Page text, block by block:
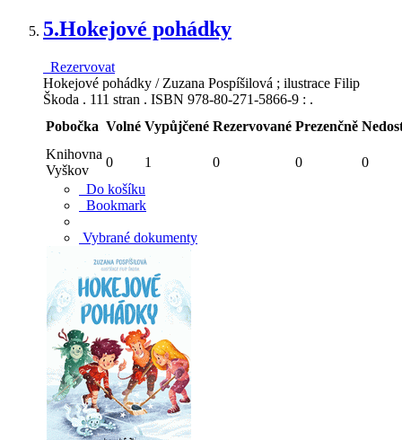
5.Hokejové pohádky
Rezervovat
Hokejové pohádky / Zuzana Pospíšilová ; ilustrace Filip
Škoda . 111 stran . ISBN 978-80-271-5866-9 : .
Pobočka Volné Vypůjčené Rezervované Prezenčně
Knihovna
Vyškov
0 1 0 0
0
Do košíku
Bookmark
Vybrané dokumenty